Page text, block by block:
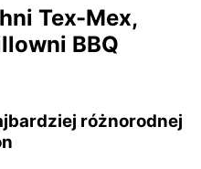
Tex-Mex,
BBQ
różnorodnej